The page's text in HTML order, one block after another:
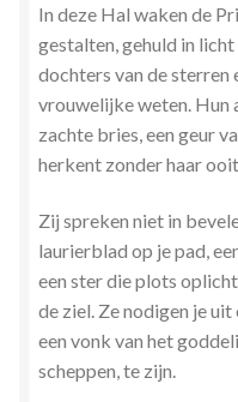
In deze Hal waken de
gestalten, gehuld in
dochters van de sterren
vrouwelijke weten. Hun
zachte bries, een geur
herkent zonder haar
Zij spreken niet in
laurierblad op je pad,
een ster die plots
de ziel. Ze nodigen je
een vonk van het
scheppen, te zijn.